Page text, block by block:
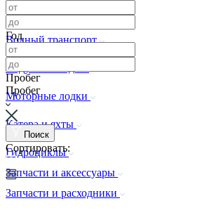
Спецтехника
Водный транспорт
Надувные лодки
Моторные лодки
Катера и яхты
Гидроциклы
Запчасти и аксессуары
Запчасти и расходники
Год
Пробег
Пробег
Поиск
Сортировать: